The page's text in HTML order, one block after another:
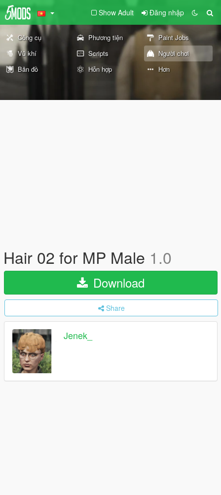
Show Adult Đăng nhập
Công cụ Phương tiện
Paint Jobs
Vũ khí
Scripts
Người chơi
Bản đồ
Hỗn hợp Hơn
Hair 02 for MP Male 1.0
Download
Share
Jenek_